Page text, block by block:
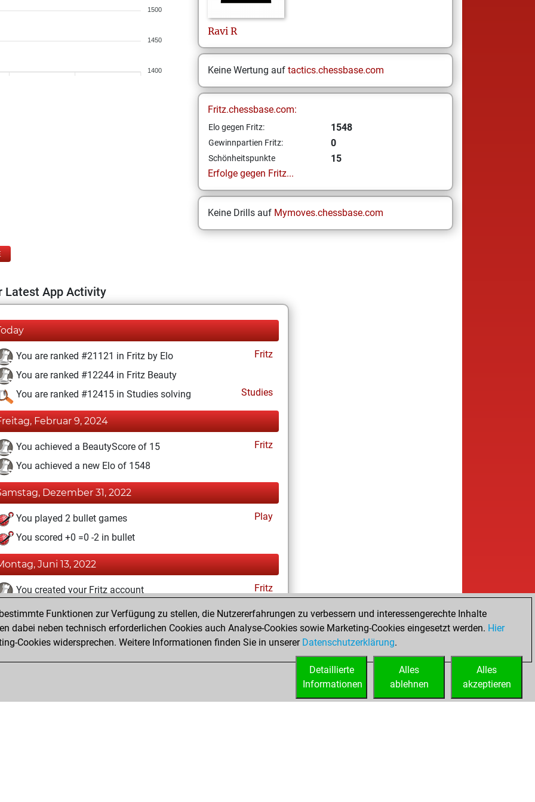
1500
1450
1400
Ravi R
Keine Wertung auf tactics.chessbase.com
Fritz.chessbase.com:
Elo gegen Fritz: 1548
Gewinnpartien Fritz: 0
Schönheitspunkte
15
Erfolge gegen Fritz...
Keine Drills auf Mymoves.chessbase.com
Latest App Activity
You are ranked #21121 in Fritz by Elo
Fritz
You are ranked #12244 in Fritz Beauty
You are ranked #12415 in Studies solving
Studies
Februar 9, 2024
You achieved a BeautyScore of 15
Fritz
You achieved a new Elo of 1548
Dezember 31, 2022
You played 2 bullet games
Play
You scored +0 =0 -2 in bullet
Juni 13, 2022
You created your Fritz account Fritz
Juni 3, 2022
You created your Studies account Studies
Funktionen zur Verfügung zu stellen, die Nutzererfahrungen zu verbessern und interessengerechte Inhalte
dabei neben technisch erforderlichen Cookies auch Analyse-Cookies sowie Marketing-Cookies eingesetzt werden. Hier
Cookies widersprechen. Weitere Informationen finden Sie in unserer Datenschutzerklärung.
Alles
akzeptieren
Alles
ablehnen
Detaillierte
Informationen